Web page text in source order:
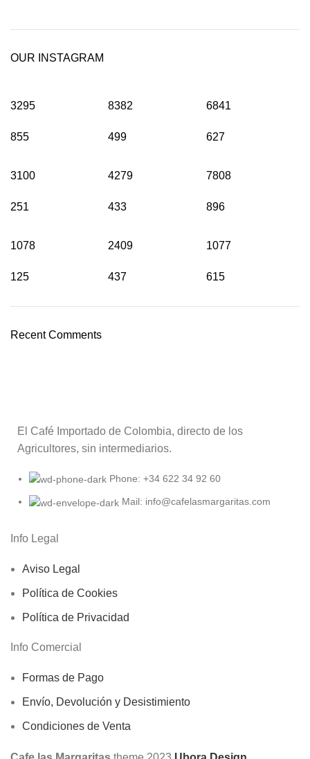
OUR INSTAGRAM
3295
855
8382
499
6841
627
3100
251
4279
433
7808
896
1078
125
2409
437
1077
615
Recent Comments
El Café Importado de Colombia, directo de los
Agricultores, sin intermediarios.
Phone: +34 622 34 92 60
Mail: info@cafelasmargaritas.com
Info Legal
Aviso Legal
Política de Cookies
Política de Privacidad
Info Comercial
Formas de Pago
Envío, Devolución y Desistimiento
Condiciones de Venta